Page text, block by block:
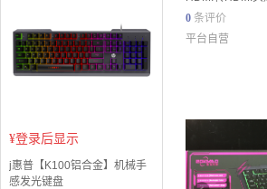
¥登录后显示
j惠普【K100铝合金】机械手
感发光键盘
0 条评价
平台自营